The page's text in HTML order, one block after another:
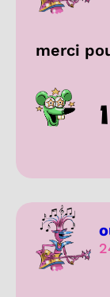
merci
1